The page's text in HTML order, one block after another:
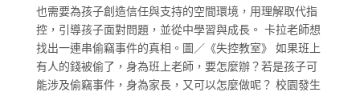
也需要為孩子創造信任與支持的空間環境，用理解取代指
控，引導孩子面對問題，並從中學習與成長。 卡拉老師想
找出一連串偷竊事件的真相。圖／《失控教室》 如果班上
有人的錢被偷了，身為班上老師，要怎麼辦？若是孩子可
能涉及偷竊事件，身為家長，又可以怎麼做呢？ 校園發生